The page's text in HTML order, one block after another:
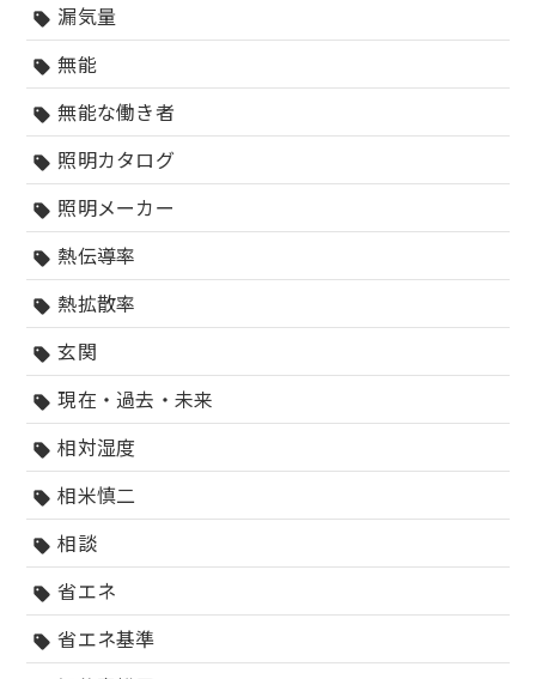
sell 漏気量
sell 無能
sell 無能な働き者
sell 照明カタログ
sell 照明メーカー
sell 熱伝導率
sell 熱拡散率
sell 玄関
sell 現在・過去・未来
sell 相対湿度
sell 相米慎二
sell 相談
sell 省エネ
sell 省エネ基準